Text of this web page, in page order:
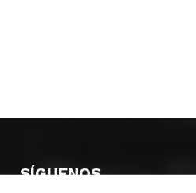
SÍGUENOS